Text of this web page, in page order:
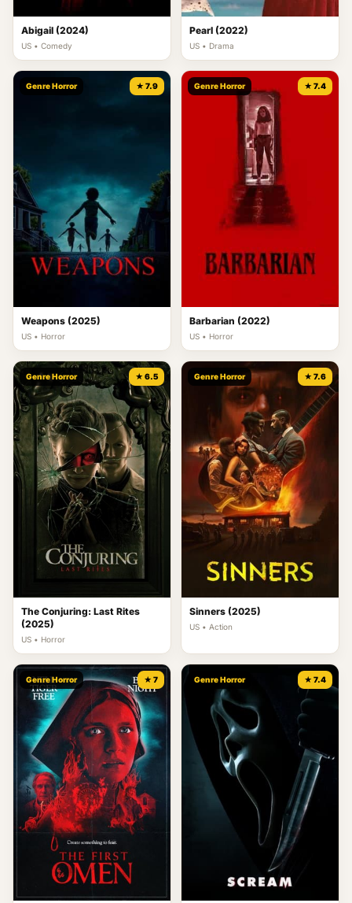
Abigail (2024)
US • Comedy
Pearl (2022)
US • Drama
Genre Horror ★ 7.9
Weapons (2025)
US • Horror
Genre Horror ★ 7.4
Barbarian (2022)
US • Horror
Genre Horror ★ 6.5
The Conjuring: Last Rites
(2025)
US • Horror
Genre Horror ★ 7.6
Sinners (2025)
US • Action
Genre Horror ★ 7 Genre Horror ★ 7.4